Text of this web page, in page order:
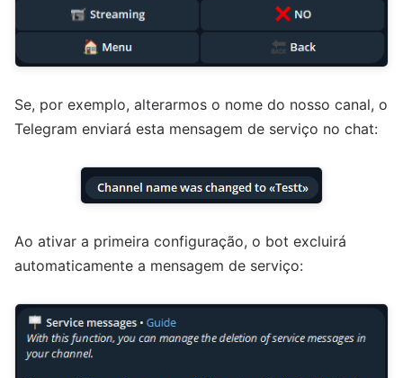
Se, por exemplo, alterarmos o nome do nosso canal, o
Telegram enviará esta mensagem de serviço no chat:
Ao ativar a primeira configuração, o bot excluirá
automaticamente a mensagem de serviço: